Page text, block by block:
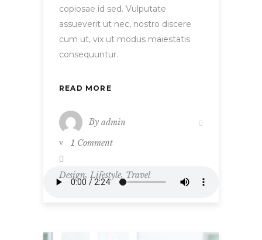
copiosae id sed. Vulputate
assueverit ut nec, nostro discere
cum ut, vix ut modus maiestatis
consequuntur.
READ MORE
By admin
1 Comment
Design, Lifestyle, Travel